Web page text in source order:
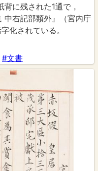
に残された1通で，
中右記部類外』（宮内庁
化されている。
#文書